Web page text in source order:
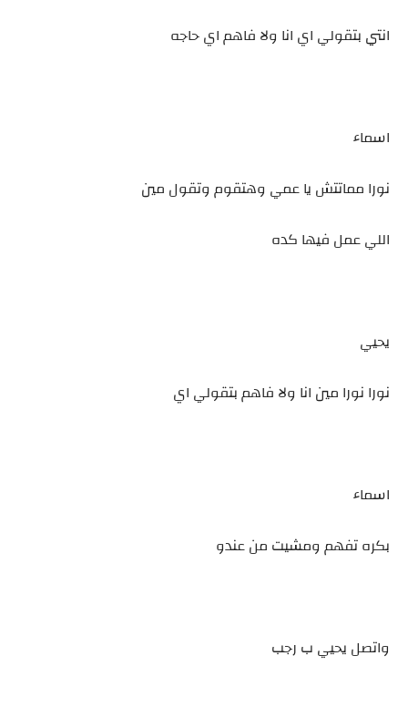
انتي بتقولي اي انا ولا فاهم اي حاجه
اسماء
نورا مماتتش يا عمي وهتقوم وتقول مين
اللي عمل فيها كده
يحيي
نورا نورا مين انا ولا فاهم بتقولي اي
اسماء
بكره تفهم ومشيت من عندو
واتصل يحيي ب رجب